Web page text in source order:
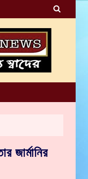

জার্মানির